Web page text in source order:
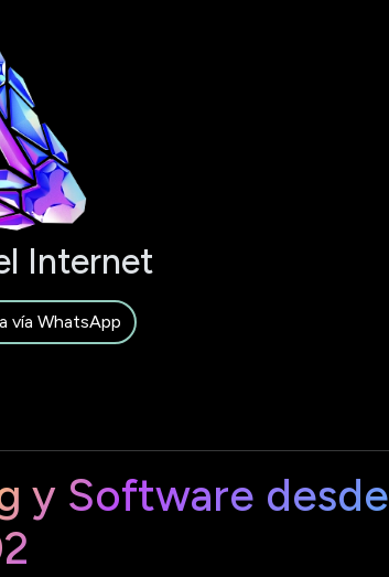
Internet
vía WhatsApp
y Software desde